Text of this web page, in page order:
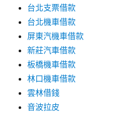
台北支票借款
台北機車借款
屏東汽機車借款
新莊汽車借款
板橋機車借款
林口機車借款
雲林借錢
音波拉皮